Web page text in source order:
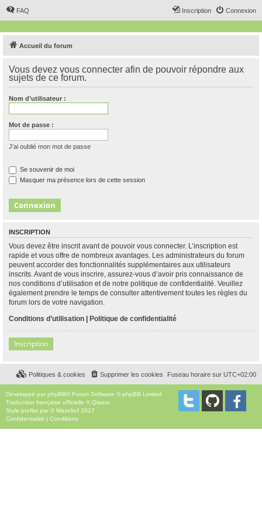
FAQ Connexion
Inscription
Accueil du forum
Vous devez vous connecter afin de pouvoir répondre aux
sujets de ce forum.
Nom d’utilisateur :
Mot de passe :
J’ai oublié mon mot de passe
Se souvenir de moi
Masquer ma présence lors de cette session
INSCRIPTION
Vous devez être inscrit avant de pouvoir vous connecter. L’inscription est
rapide et vous offre de nombreux avantages. Les administrateurs du forum
peuvent accorder des fonctionnalités supplémentaires aux utilisateurs
inscrits. Avant de vous inscrire, assurez-vous d’avoir pris connaissance de
nos conditions d’utilisation et de notre politique de confidentialité. Veuillez
également prendre le temps de consulter attentivement toutes les règles du
forum lors de votre navigation.
Conditions d’utilisation | Politique de confidentialité
Inscription
Fuseau horaire sur UTC+02:00
Supprimer les cookies
Politiques & cookies
Développé par phpBB® Forum Software © phpBB Limited
Traduction française officielle ©Qiaeru
Style proflat par © Mazeltof 2017
Confidentialité | Conditions